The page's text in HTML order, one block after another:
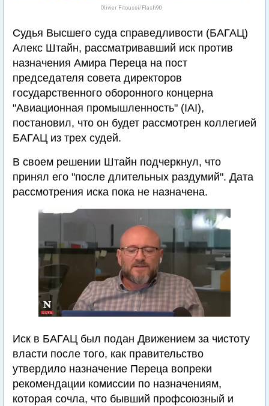
Olivier Fitoussi/Flash90
Судья Высшего суда справедливости (БАГАЦ)
Алекс Штайн, рассматривавший иск против
назначения Амира Переца на пост
председателя совета директоров
государственного оборонного концерна
"Авиационная промышленность" (IAI),
постановил, что он будет рассмотрен коллегией
БАГАЦ из трех судей.
В своем решении Штайн подчеркнул, что
принял его "после длительных раздумий". Дата
рассмотрения иска пока не назначена.
Иск в БАГАЦ был подан Движением за чистоту
власти после того, как правительство
утвердило назначение Переца вопреки
рекомендации комиссии по назначениям,
которая сочла, что бывший профсоюзный и